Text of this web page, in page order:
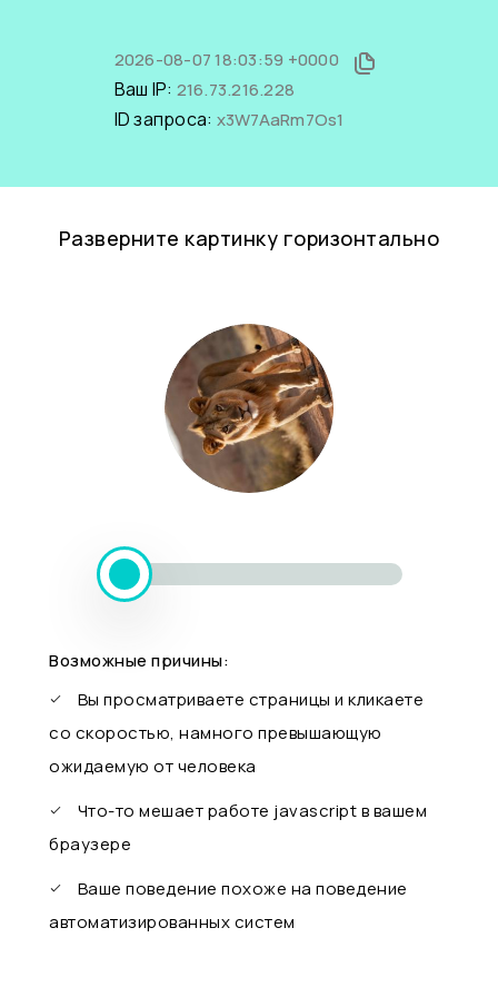
2026-08-07 18:03:59 +0000
Ваш IP: 216.73.216.228
ID запроса: x3W7AaRm7Os1
Разверните картинку горизонтально
Возможные причины:
Вы просматриваете страницы и кликаете
со скоростью, намного превышающую
ожидаемую от человека
Что-то мешает работе javascript в вашем
браузере
Ваше поведение похоже на поведение
автоматизированных систем